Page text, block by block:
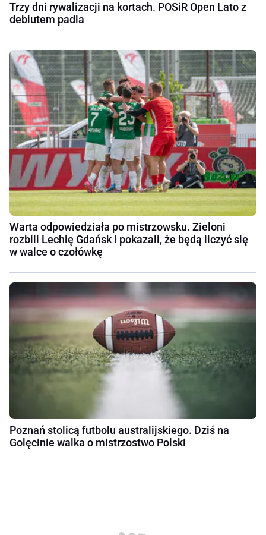
Trzy dni rywalizacji na kortach. POSiR Open Lato z
debiutem padla
Warta odpowiedziała po mistrzowsku. Zieloni
rozbili Lechię Gdańsk i pokazali, że będą liczyć się
w walce o czołówkę
Poznań stolicą futbolu australijskiego. Dziś na
Golęcinie walka o mistrzostwo Polski